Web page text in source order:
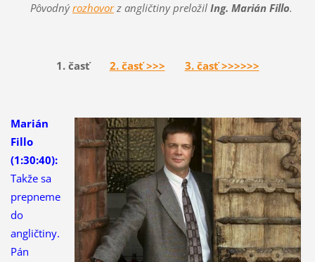
Pôvodnýrozhovorz angličtiny preložil Ing. Marián Fillo.
1. časť 2. časť >>> 3. časť >>>>>>
Marián
Fillo
(1:30:40):
Takže sa
prepneme
do
angličtiny.
Pán